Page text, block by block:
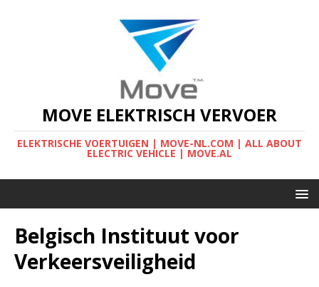
MOVE ELEKTRISCH VERVOER
ELEKTRISCHE VOERTUIGEN | MOVE-NL.COM | ALL ABOUT
ELECTRIC VEHICLE | MOVE.AL
Belgisch Instituut voor
Verkeersveiligheid